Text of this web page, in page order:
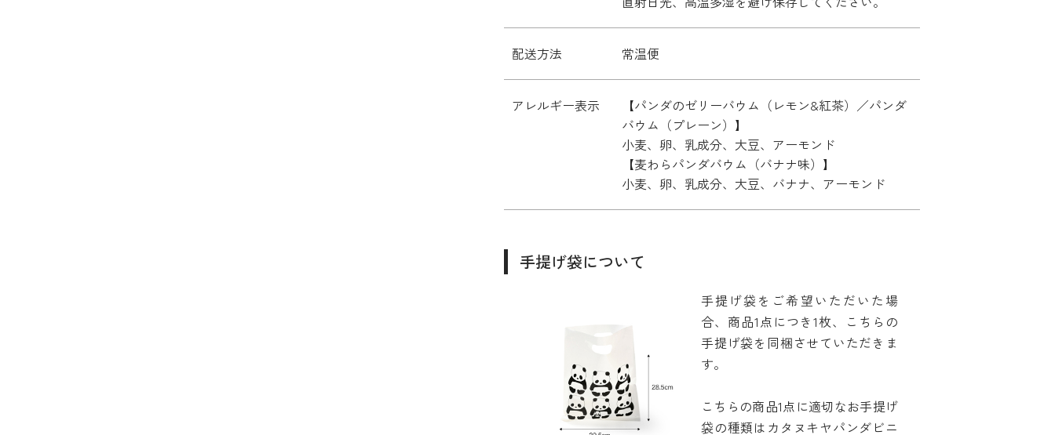
配送方法 常温便
アレルギー表示
【パンダのゼリーバウム（レモン&紅茶）／パンダ
バウム（プレーン）】
小麦、卵、乳成分、大豆、アーモンド
【麦わらパンダバウム（バナナ味）】
小麦、卵、乳成分、大豆、バナナ、アーモンド
手提げ袋について
手提げ袋をご希望いただいた場
合、商品1点につき1枚、こちらの
手提げ袋を同梱させていただきま
す。
こちらの商品1点に適切なお手提げ
袋の種類はカタヌキヤパンダビニ